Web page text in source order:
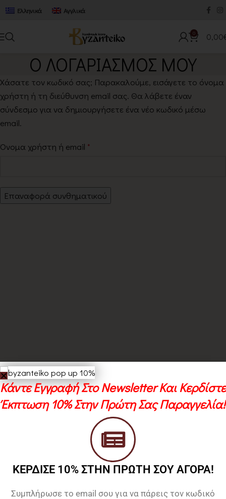
Ελληνικά Αγγλικά
0 0,00
Ο ΛΟΓΑΡΙΑΣΜΟΣ ΜΟΥ
Χάσατε τον κωδικό σας; Παρακαλούμε, εισάγετε το όνομα
χρήστη ή τη διεύθυνση email σας. Θα λάβετε έναν
σύνδεσμο για να δημιουργήσετε ένα νέο κωδικό μέσω
email.
Όνομα χρήστη ή email *
Επαναφορά συνθηματικού
Κάντε Εγγραφή Στο Newsletter Και Κερδίστε
Έκπτωση 10% Στην Πρώτη Σας Παραγγελία!
ΚΕΡΔΙΣΕ 10% ΣΤΗΝ ΠΡΩΤΗ ΣΟΥ ΑΓΟΡΑ!
Συμπλήρωσε το email σου για να πάρεις τον κωδικό